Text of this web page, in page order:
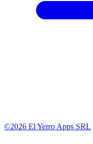
©2026 El Yerro Apps SRL